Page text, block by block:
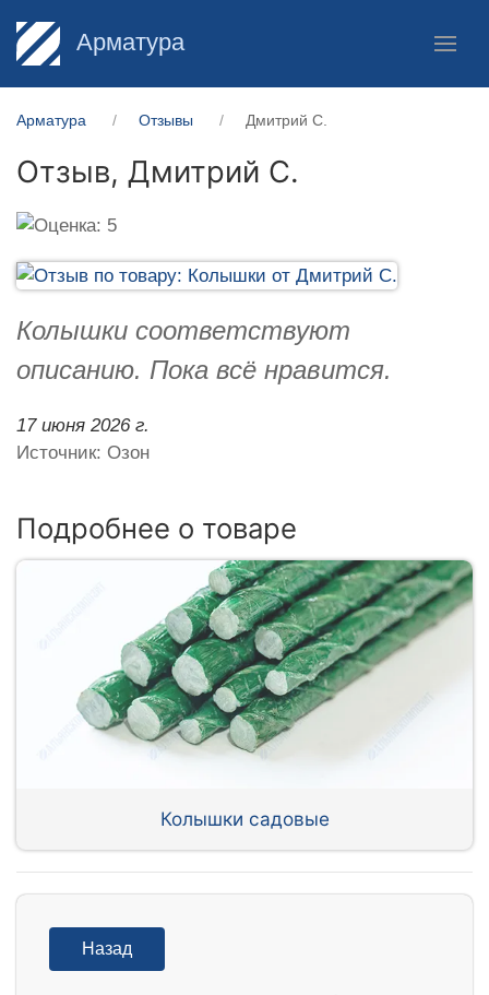
Арматура
Арматура Отзывы Дмитрий С.
Отзыв, Дмитрий С.
Колышки соответствуют
описанию. Пока всё нравится.
17 июня 2026 г.
Источник: Озон
Подробнее о товаре
Колышки садовые
Назад